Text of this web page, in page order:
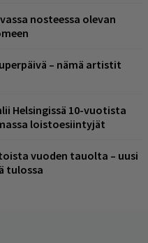
nosteessa olevan
– nämä artistit
Helsingissä 10-vuotista
loistoesiintyjät
vuoden tauolta – uusi
tulossa